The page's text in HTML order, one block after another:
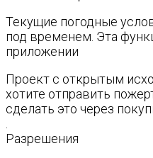
Текущие погодные
под временем. Эта
приложении
Проект с открытым
хотите отправить
сделать это через
Разрешения